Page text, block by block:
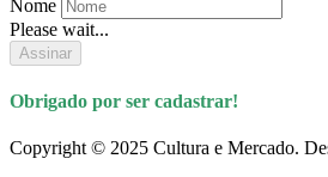
Nome
Please wait...
Assinar
Obrigado por ser cadastrar!
Copyright © 2025 Cultura e Mercado.